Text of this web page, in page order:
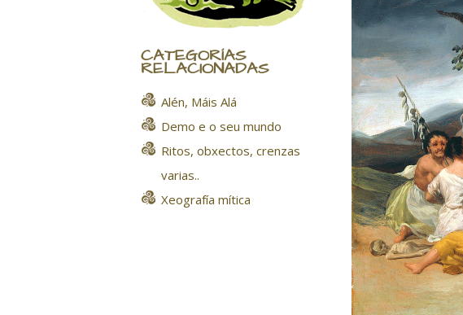
CATEGORÍAS
RELACIONADAS
Alén, Máis Alá
Demo e o seu mundo
Ritos, obxectos, crenzas
varias..
Xeografía mítica